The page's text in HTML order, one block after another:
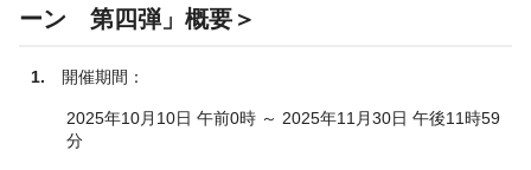
ーン 第四弾」概要＞
1. 開催期間：
2025年10月10日 午前0時 ～ 2025年11月30日 午後11時59
分